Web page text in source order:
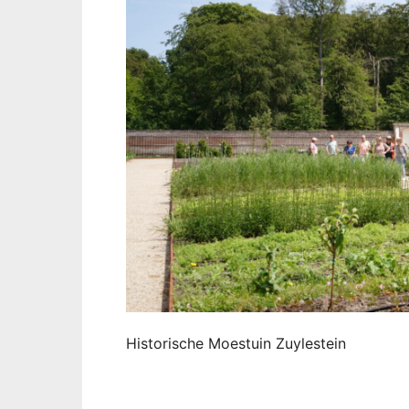
Historische Moestuin Zuylestein